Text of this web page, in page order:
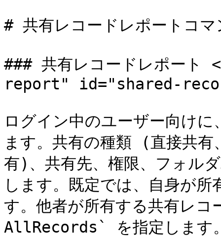
# 共有レコードレポートコマ
### 共有レコードレポー
report" id="shared-
ログイン中のユーザー向け
ます。共有の種類 (直接共有
有)、共有先、権限、フォル
します。既定では、自身が
す。他者が所有する共有レ
AllRecords` を指定します